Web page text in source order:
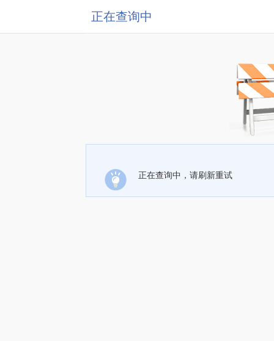
正在查询中
正在查询中，请刷新重试